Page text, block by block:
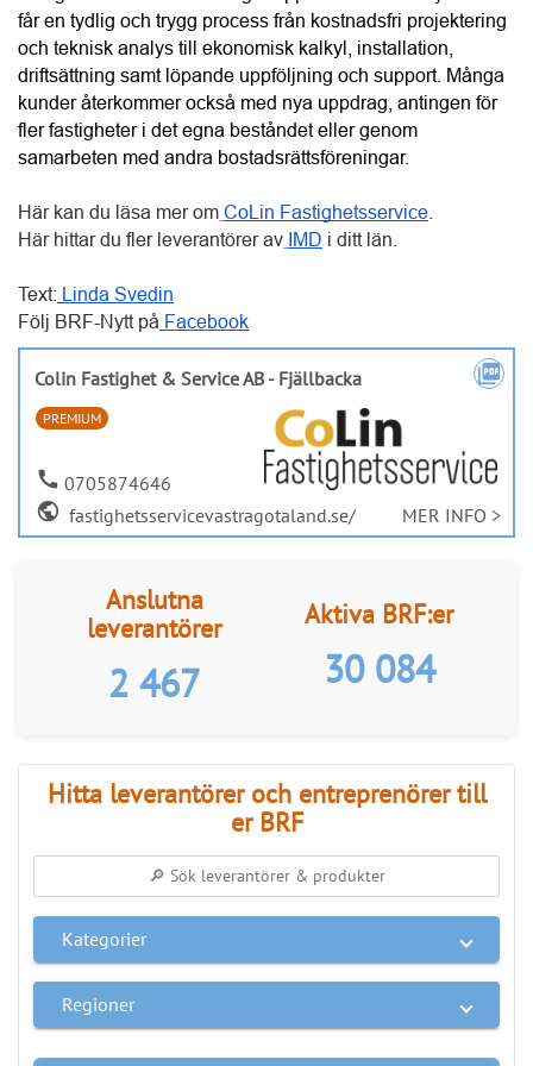
får en tydlig och trygg process från kostnadsfri projektering
och teknisk analys till ekonomisk kalkyl, installation,
driftsättning samt löpande uppföljning och support. Många
kunder återkommer också med nya uppdrag, antingen för
fler fastigheter i det egna beståndet eller genom
samarbeten med andra bostadsrättsföreningar.
Här kan du läsa mer om CoLin Fastighetsservice
Här hittar du fler leverantörer av IMD i ditt län.
Text: Linda Svedin
Följ BRF-Nytt på Facebook
Colin Fastighet & Service AB - Fjällbacka
PREMIUM
call 0705874646
public fastighetsservicevastragotaland.se/ MER INFO >
picture_as_pdf
Anslutna
leverantörer
2 467
Aktiva BRF:er
30 084
Hitta leverantörer och entreprenörer till
er BRF
Kategorier
Regioner